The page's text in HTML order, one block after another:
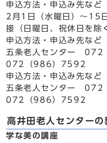
申込方法・申込み先など
2月1日（水曜日）～15
接（日曜日、祝休日を除
申込方法・申込み先な
五条老人センター 072
072（986）7592
申込方法・申込み先な
五条老人センター 072
072（986）7592
高井田老人センターの
学な美の講座